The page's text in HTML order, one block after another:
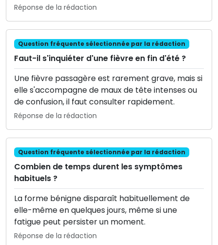
Réponse de la rédaction
Question fréquente sélectionnée par la rédaction
Faut-il s'inquiéter d'une fièvre en fin d'été ?
Une fièvre passagère est rarement grave, mais si
elle s'accompagne de maux de tête intenses ou
de confusion, il faut consulter rapidement.
Réponse de la rédaction
Question fréquente sélectionnée par la rédaction
Combien de temps durent les symptômes
habituels ?
La forme bénigne disparaît habituellement de
elle-même en quelques jours, même si une
fatigue peut persister un moment.
Réponse de la rédaction